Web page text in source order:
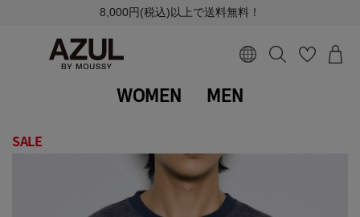
8,000円(税込)以上で送料無料！
WOMEN MEN
SALE